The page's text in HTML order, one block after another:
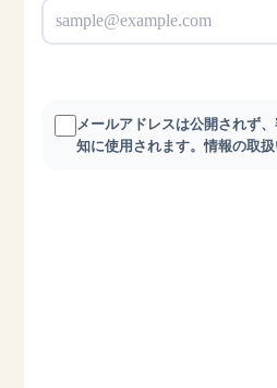
メールアドレスは公開されず
知に使用されます。情報の取扱